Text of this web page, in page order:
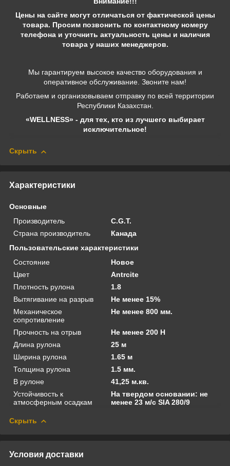
Цены на сайте могут отличаться от фактической цены
товара. Просим позвонить по контактному номеру
телефона и уточнить актуальность цены и наличия
товара у наших менеджеров.
Мы гарантируем высокое качество оборудования и
оперативное обслуживание. Звоните нам!
Работаем и организовываем отправку по всей территории
Республики Казахстан.
«WELLNESS» - для тех, кто из лучшего выбирает
исключительное!
Скрыть
Характеристики
Основные
Производитель
C.G.T.
Страна производитель
Канада
Пользовательские характеристики
Состояние
Новое
Цвет
Antrcite
Плотность рулона
1.8
Вытягивание на разрыв
Не менее 15%
Механическое
сопротивление
Не менее 800 мм.
Прочность на отрыв
Не менее 200 Н
Длина рулона
25 м
Ширина рулона
1.65 м
Толщина рулона
1.5 мм.
В рулоне
41,25 м.кв.
Устойчивость к
атмосферным осадкам
На твердом основании: не
менее 23 м/с SIA 280/9
Скрыть
Условия доставки